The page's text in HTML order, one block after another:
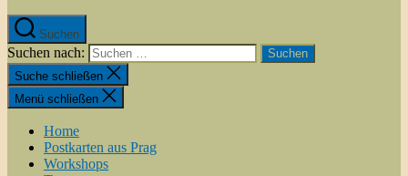
Suchen
Suchen nach:
Suche schließen
Menü schließen
Home
Postkarten aus Prag
Workshops